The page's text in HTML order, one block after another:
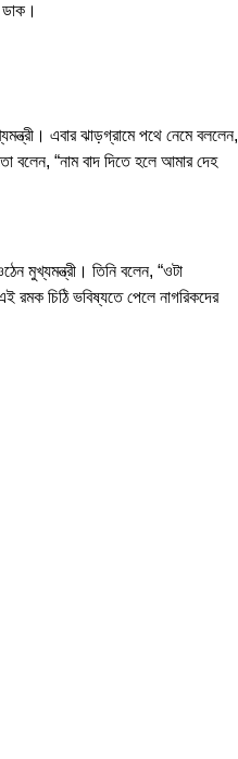
ডাক।
এবার ঝাড়গ্রামে পথে নেমে বললেন,
বলেন, “নাম বাদ দিতে হলে আমার দেহ
মুখ্যমন্ত্রী। তিনি বলেন, “ওটা
রমক চিঠি ভবিষ্যতে পেলে নাগরিকদের